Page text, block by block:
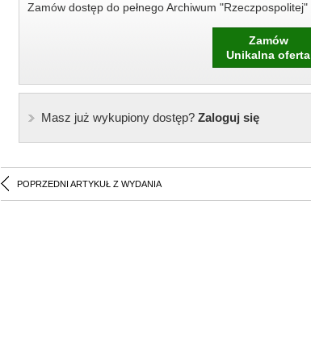
Zamów dostęp do pełnego Archiwum "Rzeczpospolitej"
Zamów
Unikalna oferta
Masz już wykupiony dostęp?Zaloguj się
POPRZEDNI ARTYKUŁ Z WYDANIA